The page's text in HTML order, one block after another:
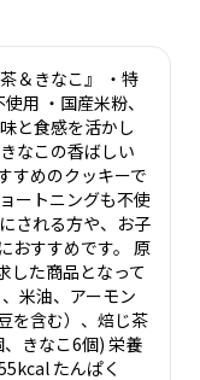
＆きなこ』 ・特
用 ・国産米粉、
と食感を活かし
なこの香ばしい
すめのクッキーで
ートニングも不使
される方や、お子
おすすめです。 原
した商品となって
米油、アーモン
を含む）、焙じ茶
きなこ6個) 栄養
たんぱく